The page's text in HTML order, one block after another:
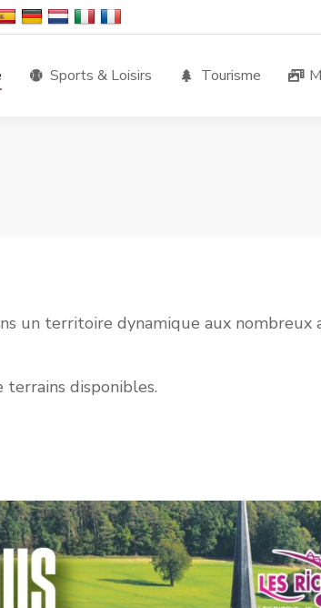
Sports & Loisirs Tourisme
un territoire dynamique aux nombreux
disponibles.